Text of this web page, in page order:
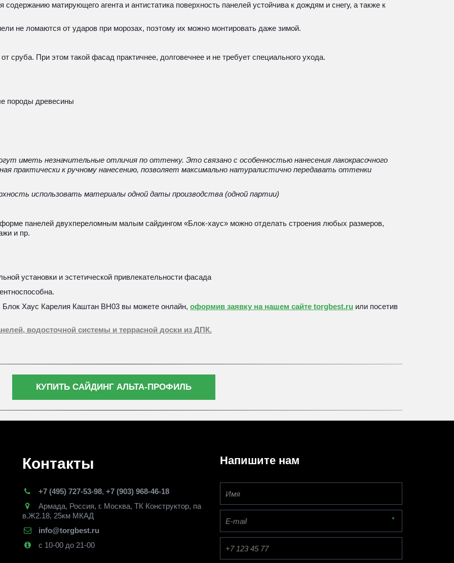
матирующего агента и антистатика поверхность панелей устойчива к дождям и снегу, а также к
не ломаются от ударов при морозах, поэтому их можно монтировать даже зимой.
сруба. При этом такой фасад практичнее, долговечнее и не требует специального ухода.
породы древесины
иметь незначительные отличия по оттенку. Это связано с особенностью нанесения лакокрасочного
практически к ручному нанесению, позволяет максимально натуралистично передавать оттенки
использовать материалы одной даты производства (одной партии)
панелей двухпереломным малым сайдингом «Блок-хаус» можно отделать строения любых размеров,
и пр.
установки и эстетической привлекательности фасада
Блок Хаус Карелия Каштан BH03 вы можете онлайн, оформив заявку на нашем сайте torgbest.ru или посетив
водосточной системы и террасной доски из ДПК.
КУПИТЬ САЙДИНГ АЛЬТА-ПРОФИЛЬ
Контакты
+7 (495) 727-53-98, +7 (903) 968-46-18
Армада, Россия, г. Москва, ТК Конструктор, па
в.Ж2.18, 25км МКАД
info@torgbest.ru
с 10-00 до 21-00
Напишите нам
*